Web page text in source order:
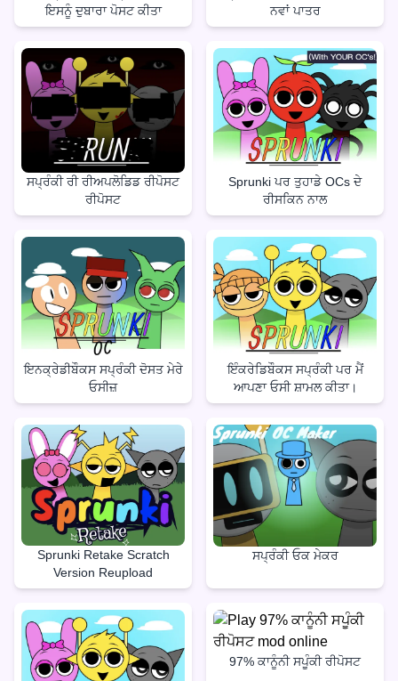
ਇਸਨੂੰ ਦੁਬਾਰਾ ਪੋਸਟ ਕੀਤਾ
ਨਵਾਂ ਪਾਤਰ
ਸਪ੍ਰੰਕੀ ਰੀ ਰੀਅਪਲੋਡਿਡ ਰੀਪੋਸਟ
ਰੀਪੋਸਟ
Sprunki ਪਰ ਤੁਹਾਡੇ OCs ਦੇ
ਰੀਸਕਿਨ ਨਾਲ
ਇਨਕ੍ਰੇਡੀਬੌਕਸ ਸਪ੍ਰੰਕੀ ਦੋਸਤ ਮੇਰੇ
ਓਸੀਜ਼
ਇੰਕਰੇਡਿਬੌਕਸ ਸਪ੍ਰੰਕੀ ਪਰ ਮੈਂ
ਆਪਣਾ ਓਸੀ ਸ਼ਾਮਲ ਕੀਤਾ।
Sprunki Retake Scratch
Version Reupload
ਸਪ੍ਰੰਕੀ ਓਕ ਮੇਕਰ
97% ਕਾਨੂੰਨੀ ਸਪੂੰਕੀ ਰੀਪੋਸਟ